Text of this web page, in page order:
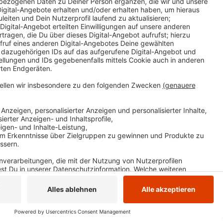
Dort hat sich Felsgestein gelockert. Die Sperrung dauert
Fahrzeuge können nicht drüber fahren, für Fußgänger und
nicht gesperrt. Wer von Hattingen aus kommt, kann nur nach
Anzeige